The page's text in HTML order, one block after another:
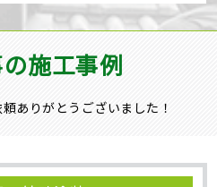
施工事例
ありがとうございました！